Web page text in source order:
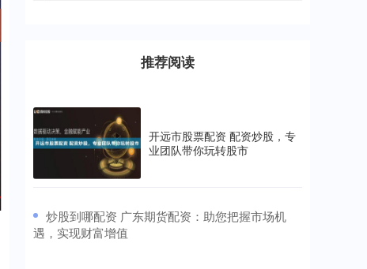
推荐阅读
开远市股票配资 配资炒股，专
业团队带你玩转股市
​炒股到哪配资 广东期货配资：助您把握市场机
遇，实现财富增值